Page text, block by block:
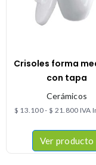
Crisoles forma
con tapa
Cerámicos
$ 13.100- $ 21.800 IVA
Ver producto